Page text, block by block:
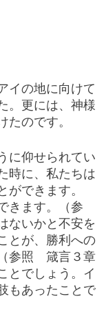
イの地に向けて
。更には、神様
のです。
に仰せられてい
時に、私たちは
できます。
きます。（参
ないかと不安を
とが、勝利への
参照　箴言３章
とでしょう。イ
もあったことで